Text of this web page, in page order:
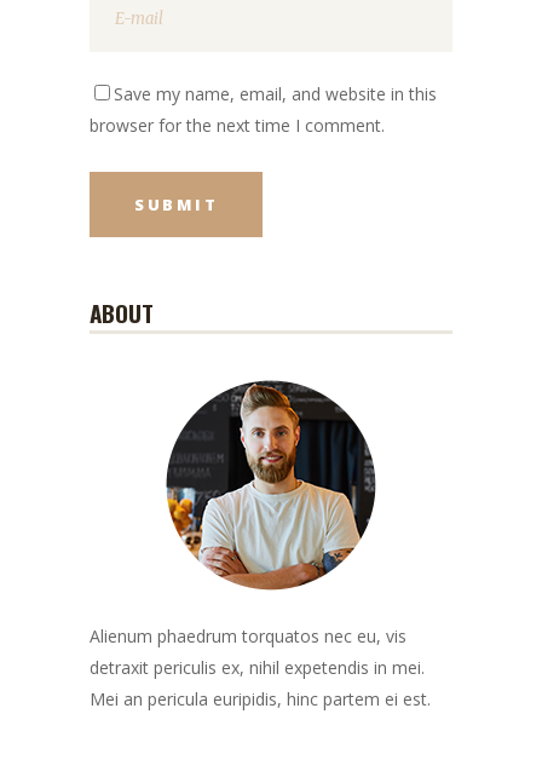
Save my name, email, and website in this
browser for the next time I comment.
ABOUT
Alienum phaedrum torquatos nec eu, vis
detraxit periculis ex, nihil expetendis in mei.
Mei an pericula euripidis, hinc partem ei est.